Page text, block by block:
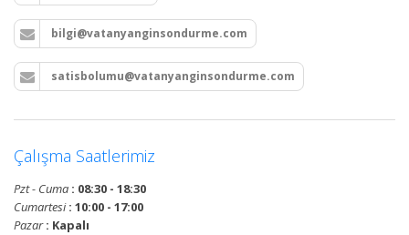
dolapları montajı, seyyar
tekerlekli yangın hortumu
makaraları, yangın hidrant
hatları kurulumu ve periyodik
vana testleri.
bilgi@vatanyanginsondurme.com
satisbolumu@vatanyanginsondurme.com
Çalışma Saatlerimiz
Pzt - Cuma : 08:30 - 18:30
Cumartesi: 10:00 - 17:00
Pazar: Kapalı